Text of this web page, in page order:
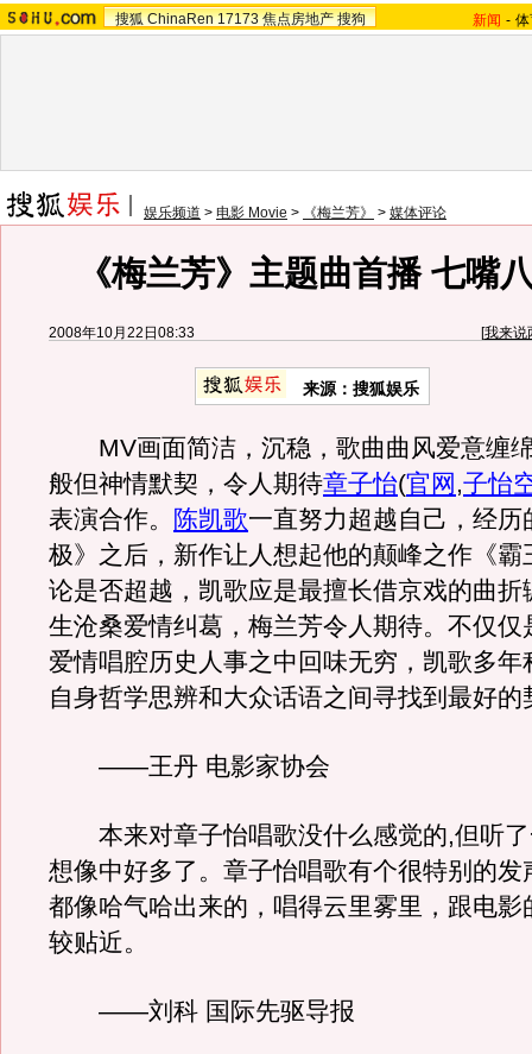
搜狐 ChinaRen 17173 焦点房地产 搜狗 新闻 -
娱乐频道 > 电影 Movie > 《梅兰芳》 > 媒体评论
《梅兰芳》主题曲首播 七嘴
2008年10月22日08:33 [我来说
来源：搜狐娱乐
MV画面简洁，沉稳，歌曲曲风爱意缠
般但神情默契，令人期待章子怡(官网 ,子怡
表演合作。 陈凯歌一直努力超越自己，经历
极》之后，新作让人想起他的颠峰之作《霸
论是否超越，凯歌应是最擅长借京戏的曲折
生沧桑爱情纠葛，梅兰芳令人期待。不仅仅
爱情唱腔历史人事之中回味无穷，凯歌多年
自身哲学思辨和大众话语之间寻找到最好的
――王丹 电影家协会
本来对章子怡唱歌没什么感觉的,但听了
想像中好多了。章子怡唱歌有个很特别的发
都像哈气哈出来的，唱得云里雾里，跟电影
较贴近。
——刘科 国际先驱导报